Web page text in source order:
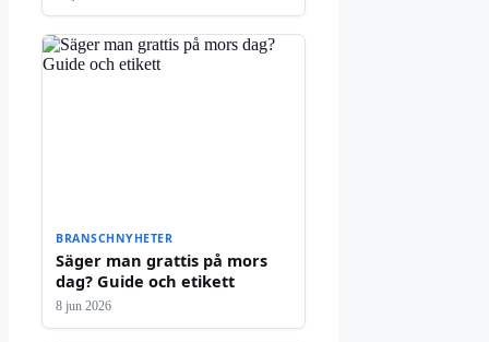
BRANSCHNYHETER
Säger man grattis på mors
dag? Guide och etikett
8 jun 2026